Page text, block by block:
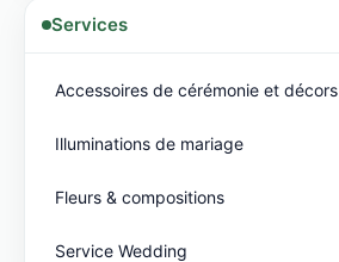
Services
Accessoires de cérémonie et décors
Illuminations de mariage
Fleurs & compositions
Service Wedding